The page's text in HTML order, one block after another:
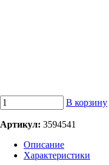
В корзину
Артикул: 3594541
Описание
Характеристики